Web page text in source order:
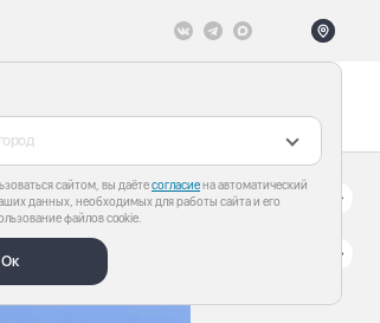
сайтом, вы даётесогласиена автоматический
данных, необходимых для работы сайта и его
файлов cookie.
Ок